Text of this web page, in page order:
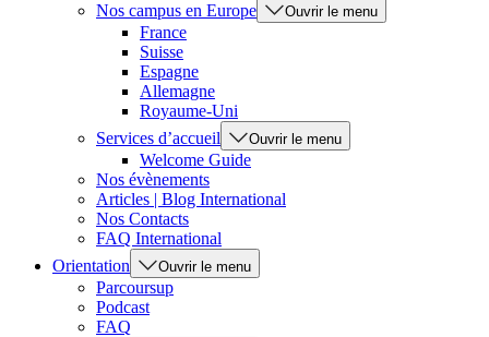
Nos campus en Europe
Ouvrir le menu
France
Suisse
Espagne
Allemagne
Royaume-Uni
Services d’accueil
Ouvrir le menu
Welcome Guide
Nos évènements
Articles | Blog International
Nos Contacts
FAQ International
Orientation
Ouvrir le menu
Parcoursup
Podcast
FAQ